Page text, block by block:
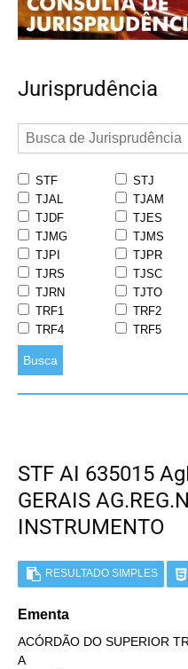
Jurisprudência
STF STJ
TJAL
TJAM
TJDF
TJES
TJMG
TJMS
TJPI
TJPR
TJRS
TJSC
TJRN
TJTO
TRF1
TRF2
TRF4
TRF5
Busca
STF AI 635015
GERAIS
INSTRUMENTO
RESULTADO SIMPLES
Ementa
ACÓRDÃO DO SUPERIOR
A